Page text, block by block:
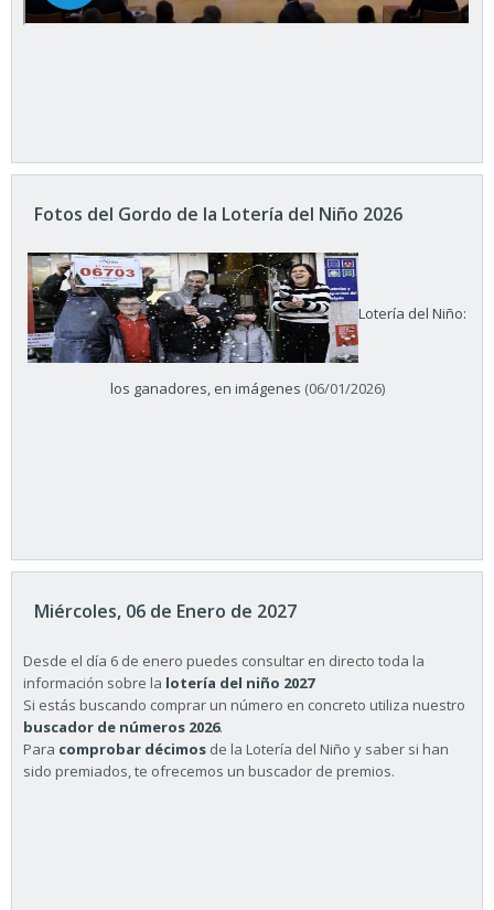
Fotos del Gordo de la Lotería del Niño 2026
Lotería del Niño:
los ganadores, en imágenes (06/01/2026)
Miércoles, 06 de Enero de 2027
Desde el día 6 de enero puedes consultar en directo toda la
información sobre la lotería del niño 2027
Si estás buscando comprar un número en concreto utiliza nuestro
buscador de números 2026.
Para comprobar décimos de la Lotería del Niño y saber si han
sido premiados, te ofrecemos un buscador de premios.